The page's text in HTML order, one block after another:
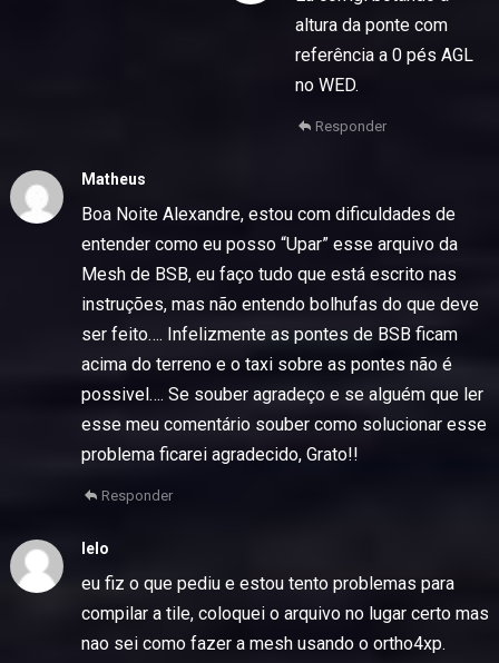
altura da ponte com
referência a 0 pés AGL
no WED.
Responder
Matheus
Boa Noite Alexandre, estou com dificuldades de
entender como eu posso “Upar” esse arquivo da
Mesh de BSB, eu faço tudo que está escrito nas
instruções, mas não entendo bolhufas do que deve
ser feito…. Infelizmente as pontes de BSB ficam
acima do terreno e o taxi sobre as pontes não é
possivel…. Se souber agradeço e se alguém que ler
esse meu comentário souber como solucionar esse
problema ficarei agradecido, Grato!!
Responder
lelo
eu fiz o que pediu e estou tento problemas para
compilar a tile, coloquei o arquivo no lugar certo mas
nao sei como fazer a mesh usando o ortho4xp.